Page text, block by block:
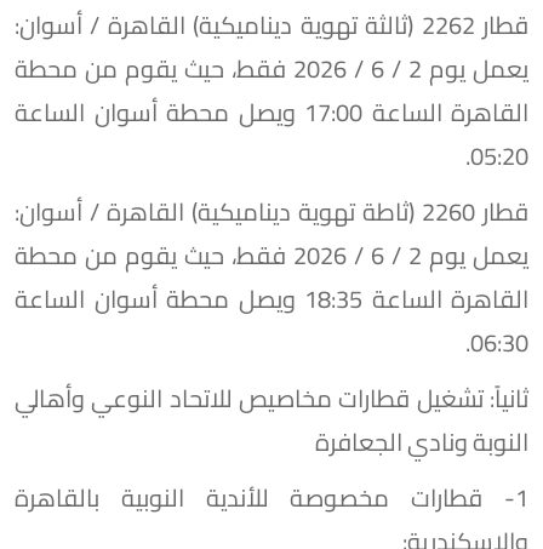
​قطار 2262 (ثالثة تهوية ديناميكية) القاهرة / أسوان:
يعمل يوم 2 / 6 / 2026 فقط، حيث يقوم من محطة
القاهرة الساعة 17:00 ويصل محطة أسوان الساعة
05:20.
​قطار 2260 (ثاطة تهوية ديناميكية) القاهرة / أسوان:
يعمل يوم 2 / 6 / 2026 فقط، حيث يقوم من محطة
القاهرة الساعة 18:35 ويصل محطة أسوان الساعة
06:30.
​ثانياً: تشغيل قطارات مخاصيص للاتحاد النوعي وأهالي
النوبة ونادي الجعافرة
​1- قطارات مخصوصة للأندية النوبية بالقاهرة